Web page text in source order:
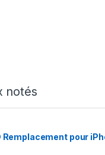
notés
Remplacement pour